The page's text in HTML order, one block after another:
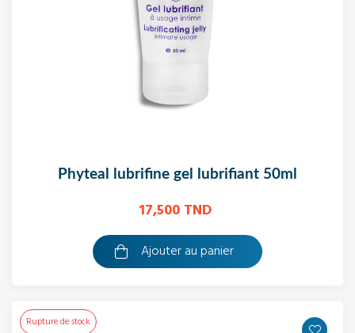
phyteal lubrifine gel lubrifiant 50ml
17,500 TND
Ajouter au panier
Rupture de stock